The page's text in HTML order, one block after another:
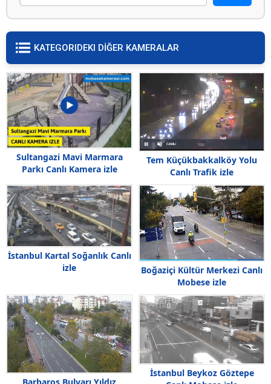
KATEGORIDEKI DİĞER KAMERALAR
Sultangazi Mavi Marmara
Parkı Canlı Kamera izle
Tem Küçükbakkalköy Yolu
Canlı Trafik izle
İstanbul Kartal Soğanlık Canlı
izle
Boğaziçi Kültür Merkezi Canlı
Mobese izle
İstanbul Beykoz Göztepe